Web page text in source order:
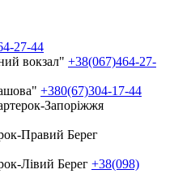
27-44
вокзал" +38(067)464-27-
+380(67)304-17-44
Запоріжжя
Правий Берег
Лівий Берег +38(098)